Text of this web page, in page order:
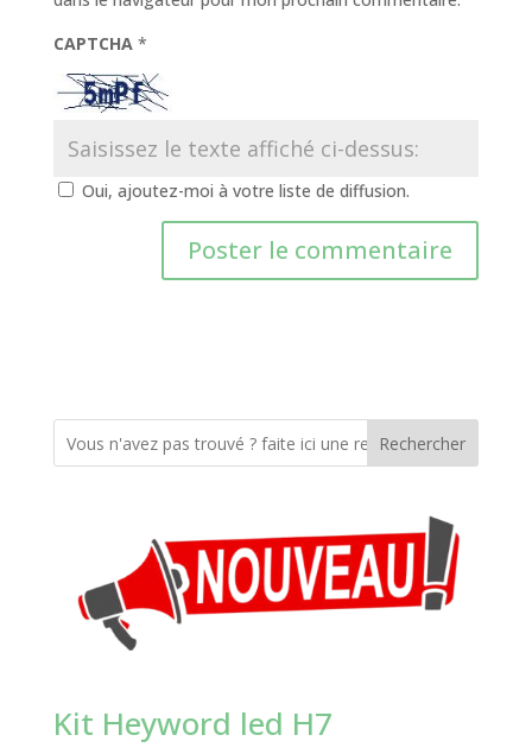
CAPTCHA *
Oui, ajoutez-moi à votre liste de diffusion.
Rechercher
Kit Heyword led H7